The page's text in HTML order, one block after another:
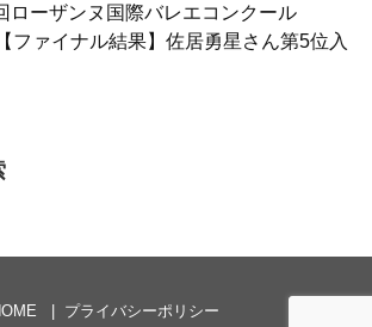
ローザンヌ国際バレエコンクール
ファイナル結果】佐居勇星さん第5位入
プライバシーポリシー